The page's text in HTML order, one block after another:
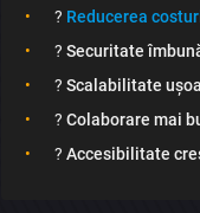
? Reducerea
? Securitate
? Scalabilitate
? Colaborare mai
? Accesibilitate